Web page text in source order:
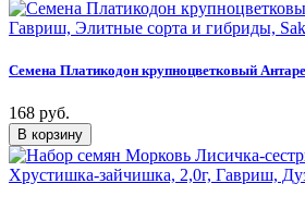
Семена Платикодон крупноцветковый
168 руб.